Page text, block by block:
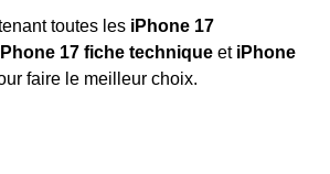
toutes les iPhone 17
17 fiche technique et iPhone
faire le meilleur choix.